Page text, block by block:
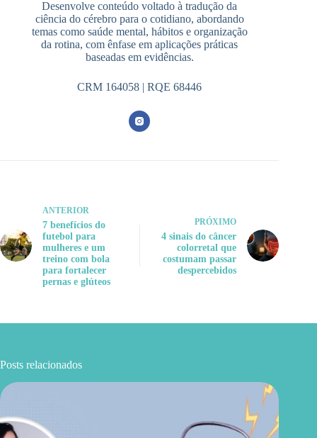
Desenvolve conteúdo voltado à tradução da
ciência do cérebro para o cotidiano, abordando
temas como saúde mental, hábitos e organização
da rotina, com ênfase em aplicações práticas
baseadas em evidências.
CRM 164058 | RQE 68446
ANTERIOR
7 benefícios do
futebol para
mulheres e um
treino com bola
para fortalecer
pernas e glúteos
PRÓXIMO
4 sinais do câncer
colorretal que
costumam passar
despercebidos
Posts relacionados